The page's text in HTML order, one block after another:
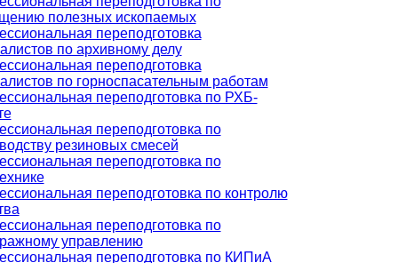
полезных ископаемых
переподготовка
по архивному делу
переподготовка
по горноспасательным работам
переподготовка по РХБ-
переподготовка по
резиновых смесей
переподготовка по
переподготовка по контролю
переподготовка по
управлению
переподготовка по КИПиА